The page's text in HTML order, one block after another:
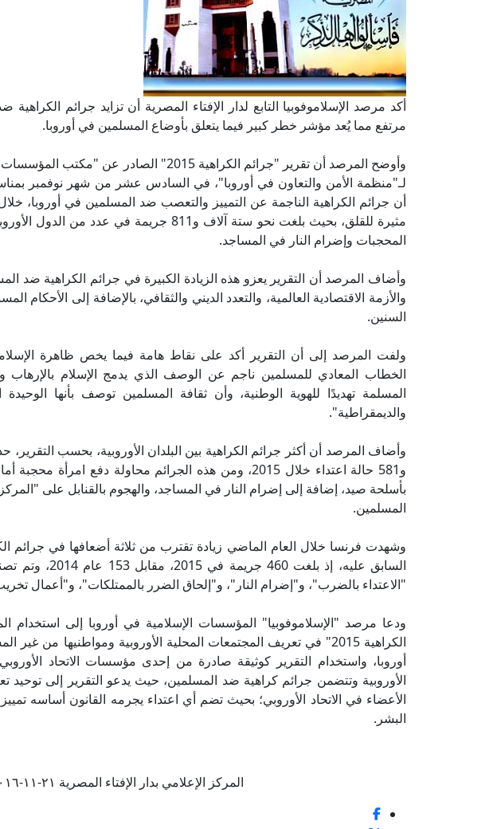
أكد مرصد الإسلاموفوبيا التابع لدار الإفتاء المصرية أن تزايد جرائم
مرتفع مما يُعد مؤشر خطر كبير فيما يتعلق بأوضاع المسلمين في أوروبا.
وأوضح المرصد أن تقرير "جرائم الكراهية 2015"
لـ"منظمة الأمن والتعاون في أوروبا"، في السادس عشر من شهر نوفمبر
مثيرة للقلق، بحيث بلغت نحو ستة آلاف و811 جريمة في
المحجبات وإضرام النار في المساجد.
وأضاف المرصد أن التقرير يعزو هذه الزيادة الكبيرة في جرائم الكراهية ضد
والأزمة الاقتصادية العالمية، والتعدد الديني والثقافي، بالإضافة إلى الأحكام
السنين.
ولفت المرصد إلى أن التقرير أكد على نقاط هامة فيما يخص ظاهرة
الخطاب المعادي للمسلمين ناجم عن الوصف الذي يدمج الإسلام
المسلمة تهديدًا للهوية الوطنية، وأن ثقافة المسلمين توصف بأنها
والديمقراطية".
وأضاف المرصد أن أكثر جرائم الكراهية بين البلدان الأوروبية، بحسب
و581 حالة اعتداء خلال 2015، ومن هذه الجرائم محاولة دفع
بأسلحة صيد، إضافة إلى إضرام النار في المساجد، والهجوم بالقنابل على "المركز
المسلمين.
وشهدت فرنسا خلال العام الماضي زيادة تقترب من ثلاثة أضعافها في جرائم
السابق عليه، إذ
"الاعتداء بالضرب"، و"إضرام النار"، و"إلحاق الضرر بالممتلكات"، و"أعمال
ودعا مرصد "الإسلاموفوبيا" المؤسسات الإسلامية في أوروبا إلى استخدام
الكراهية 2015" في تعريف المجتمعات المحلية الأوروبية ومواطنيها
أوروبا، واستخدام التقرير كوثيقة صادرة من إحدى مؤسسات الاتحاد
الأوروبية وتتضمن جرائم كراهية ضد المسلمين، حيث يدعو التقرير إلى
الأعضاء في الاتحاد الأوروبي؛ بحيث تضم أي اعتداء يجرمه القانون أساسه
البشر.
المركز الإعلامي بدار الإفتاء المصرية ٢١-١١-٢٠١٦م